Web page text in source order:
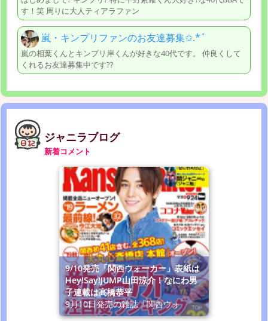
す！笑 周りに大人ティアラファン
嵐・キンプリファンのお友達募集✩.*˚
嵐の相葉くんとキンプリ岸くんが好きな40代です。 仲良くして
くれるお友達募集中です??
ジャニラブログ
新着コメント
9/10発売「関西ウォーカー」表紙は
Hey!Say!JUMP山田涼介！なにわ男
子連載は高橋恭平
9月10日発売の雑誌「関西ウォ